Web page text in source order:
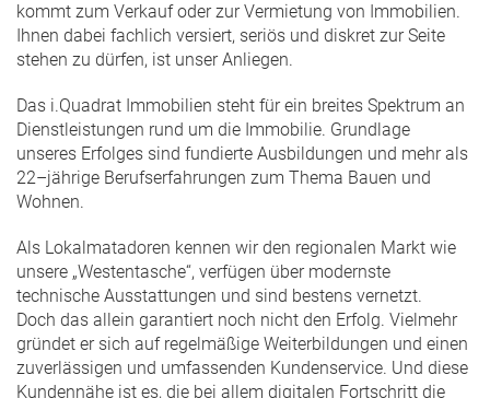
kommt zum Verkauf oder zur Vermietung von Immobilien.
Ihnen dabei fachlich versiert, seriös und diskret zur Seite
stehen zu dürfen, ist unser Anliegen.
Das i.Quadrat Immobilien steht für ein breites Spektrum an
Dienstleistungen rund um die Immobilie. Grundlage
unseres Erfolges sind fundierte Ausbildungen und mehr als
22–jährige Berufserfahrungen zum Thema Bauen und
Wohnen.
Als Lokalmatadoren kennen wir den regionalen Markt wie
unsere „Westentasche“, verfügen über modernste
technische Ausstattungen und sind bestens vernetzt.
Doch das allein garantiert noch nicht den Erfolg. Vielmehr
gründet er sich auf regelmäßige Weiterbildungen und einen
zuverlässigen und umfassenden Kundenservice. Und diese
Kundennähe ist es, die bei allem digitalen Fortschritt die